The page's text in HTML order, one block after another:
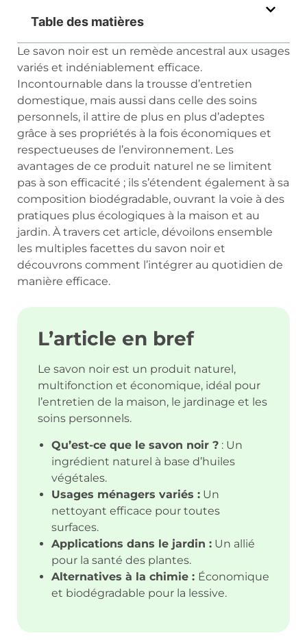
Table des matières
Le savon noir est un remède ancestral aux usages
variés et indéniablement efficace.
Incontournable dans la trousse d’entretien
domestique, mais aussi dans celle des soins
personnels, il attire de plus en plus d’adeptes
grâce à ses propriétés à la fois économiques et
respectueuses de l’environnement. Les
avantages de ce produit naturel ne se limitent
pas à son efficacité ; ils s’étendent également à sa
composition biodégradable, ouvrant la voie à des
pratiques plus écologiques à la maison et au
jardin. À travers cet article, dévoilons ensemble
les multiples facettes du savon noir et
découvrons comment l’intégrer au quotidien de
manière efficace.
L’article en bref
Le savon noir est un produit naturel,
multifonction et économique, idéal pour
l’entretien de la maison, le jardinage et les
soins personnels.
Qu’est-ce que le savon noir ? : Un
ingrédient naturel à base d’huiles
végétales.
Usages ménagers variés : Un
nettoyant efficace pour toutes
surfaces.
Applications dans le jardin : Un allié
pour la santé des plantes.
Alternatives à la chimie : Économique
et biodégradable pour la lessive.